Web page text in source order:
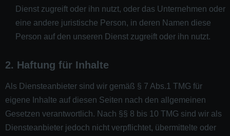
Dienst zugreift oder ihn nutzt, oder das Unternehmen oder
eine andere juristische Person, in deren Namen diese
Person auf den unseren Dienst zugreift oder ihn nutzt.
2. Haftung für Inhalte
Als Diensteanbieter sind wir gemäß § 7 Abs.1 TMG für
eigene Inhalte auf diesen Seiten nach den allgemeinen
Gesetzen verantwortlich. Nach §§ 8 bis 10 TMG sind wir als
Diensteanbieter jedoch nicht verpflichtet, übermittelte oder